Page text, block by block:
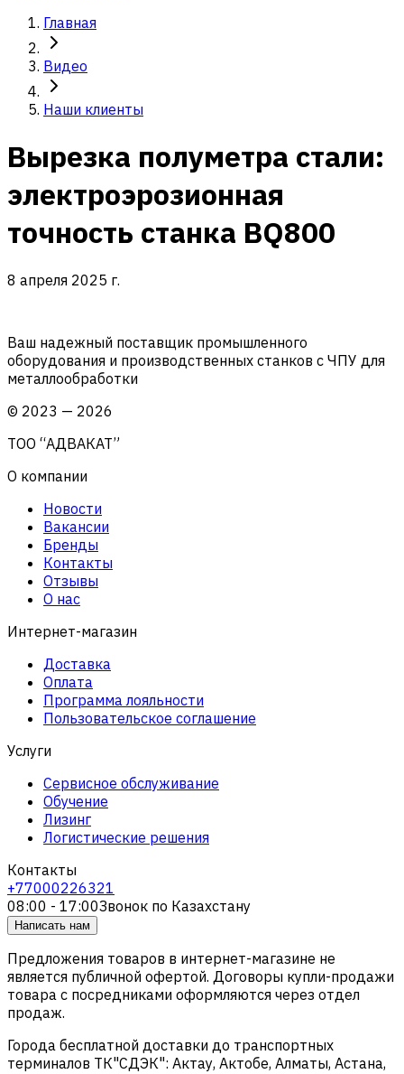
Главная
Видео
Наши клиенты
Вырезка полуметра стали:
электроэрозионная
точность станка BQ800
8 апреля 2025 г.
Ваш надежный поставщик промышленного
оборудования и производственных станков с ЧПУ для
металлообработки
© 2023 — 2026
ТОО “АДВАКАТ”
О компании
Новости
Вакансии
Бренды
Контакты
Отзывы
О нас
Интернет-магазин
Доставка
Оплата
Программа лояльности
Пользовательское соглашение
Услуги
Сервисное обслуживание
Обучение
Лизинг
Логистические решения
Контакты
+77000226321
08:00 - 17:00Звонок по Казахстану
Написать нам
Предложения товаров в интернет-магазине не
является публичной офертой. Договоры купли-продажи
товара с посредниками оформляются через отдел
продаж.
Города бесплатной доставки до транспортных
терминалов ТК"СДЭК": Актау, Актобе, Алматы, Астана,